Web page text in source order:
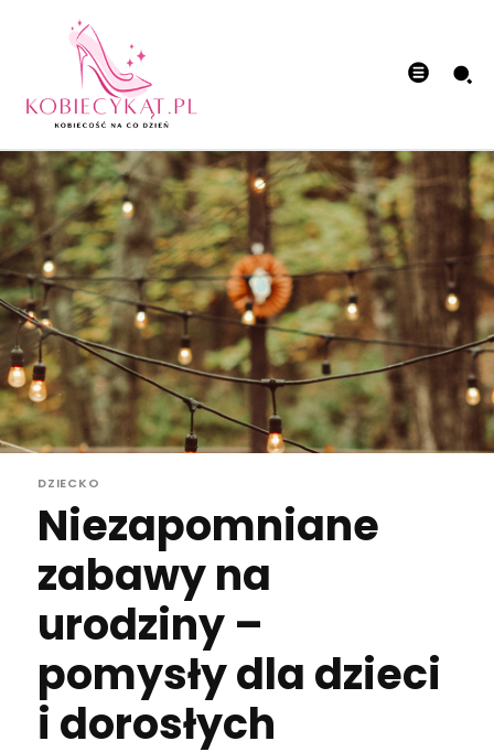
DZIECKO
Niezapomniane
zabawy na
urodziny –
pomysły dla dzieci
i dorosłych